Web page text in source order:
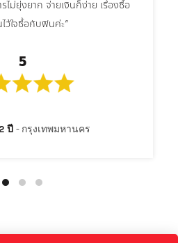
ไม่ยุ่งยาก จ่ายเงินก็ง่าย เรื่องซื้อ
ว้ใจซื้อกับฟินค่ะ”
5
ปี กรุงเทพมหานคร